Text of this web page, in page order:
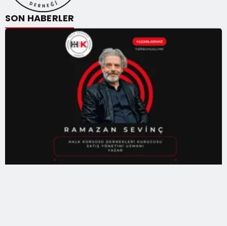
SON HABERLER